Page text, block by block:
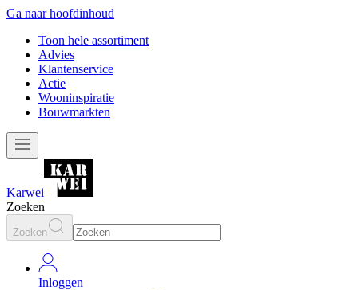
Ga naar hoofdinhoud
Toon hele assortiment
Advies
Klantenservice
Actie
Wooninspiratie
Bouwmarkten
Karwei
Zoeken
Zoeken
Inloggen